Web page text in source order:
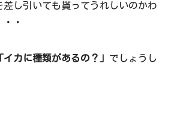
差し引いても貰ってうれしいのかわ
・
イカに種類があるの？」 でしょうし